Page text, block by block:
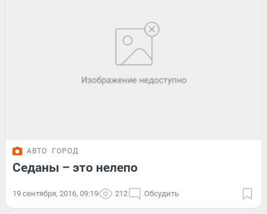
АВТО ГОРОД
Седаны – это нелепо
19 сентября, 2016, 09:19 212 Обсудить